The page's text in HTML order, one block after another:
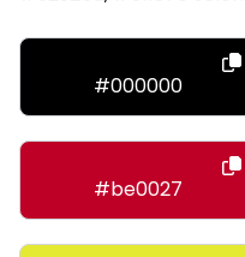
#000000
#be0027